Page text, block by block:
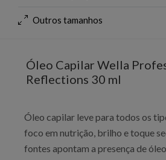
Outros tamanhos
Óleo Capilar Wella
Reflections 30 ml
Óleo capilar leve para todos os
foco em nutrição, brilho e toque
fontes apontam a presença de